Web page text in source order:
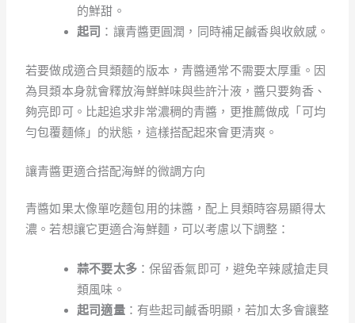
的鮮甜。
起司 ：讓青醬更圓潤，同時補足鹹香與收斂感。
若要做成適合貝類麵的版本，青醬通常不需要太厚重。因
為貝類本身就會釋放海鮮鮮味與些許汁液，醬只要夠香、
夠亮即可。比起追求非常濃稠的青醬，更推薦做成「可均
勻包覆麵條」的狀態，這樣搭配起來會更清爽。
讓青醬更適合搭配海鮮的微調方向
青醬如果太像單吃麵包用的抹醬，配上貝類時容易顯得太
濃。若想讓它更適合海鮮麵，可以考慮以下調整：
蒜不要太多：保留香氣即可，避免辛辣感搶走貝
類風味。
起司適量：有些起司鹹香明顯，若加太多會讓整